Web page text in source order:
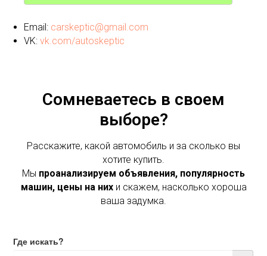
Email: carskeptic@gmail.com
VK: vk.com/autoskeptic
Сомневаетесь в своем
выборе?
Расскажите, какой автомобиль и за сколько вы
хотите купить.
Мы проанализируем объявления, популярность
машин, цены на нихи скажем, насколько хороша
ваша задумка.
Где искать?